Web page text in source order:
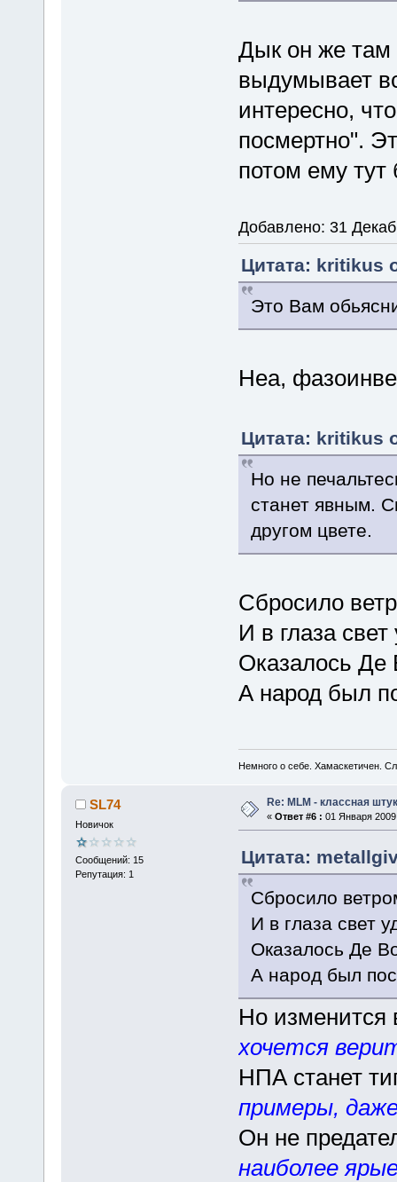
Дык он же там
выдумывает
интересно,
посмертно".
потом ему
Добавлено: 31
Цитата: kritikus
Это Вам
Неа,
Цитата: kritikus
Но не
станет явным.
другом цвете.
Сбросило
И в глаза
Оказалось Де
А народ был
Немного о себе. Хамаскетичен.
SL74
Новичок
Сообщений: 15
Репутация: 1
Re: MLM - классная
« Ответ #6 : 01 Января
Цитата:
Сбросило
И в глаза свет
Оказалось Де
А народ был
Но изменится
хочется
НПА станет
примеры,
Он не
наиболее